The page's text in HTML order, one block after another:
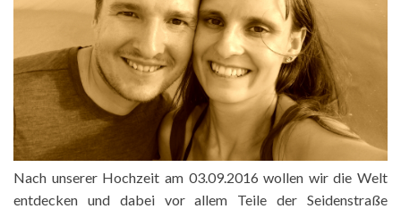
Nach unserer Hochzeit am 03.09.2016 wollen wir die Welt
entdecken und dabei vor allem Teile der Seidenstraße